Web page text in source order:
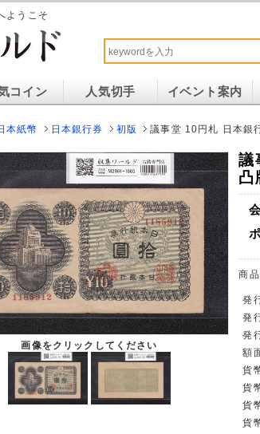
ようこそ
コイン 人気切手 イベント案内
本紙幣 日本銀行券 初版 議事堂 10円札 日本銀
画像をクリックしてください
議
凸
商品
発
発
発
額
貨
貨
貨
貨